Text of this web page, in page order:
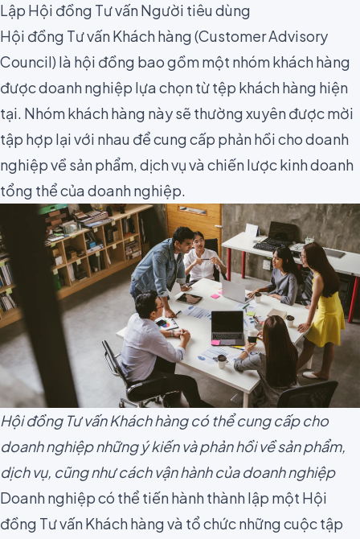
Lập Hội đồng Tư vấn Người tiêu dùng
Hội đồng Tư vấn Khách hàng (Customer Advisory
Council) là hội đồng bao gồm một nhóm khách hàng
được doanh nghiệp lựa chọn từ tệp khách hàng hiện
tại. Nhóm khách hàng này sẽ thường xuyên được mời
tập hợp lại với nhau để cung cấp phản hồi cho doanh
nghiệp về sản phẩm, dịch vụ và chiến lược kinh doanh
tổng thể của doanh nghiệp.
Hội đồng Tư vấn Khách hàng có thể cung cấp cho
doanh nghiệp những ý kiến và phản hồi về sản phẩm,
dịch vụ, cũng như cách vận hành của doanh nghiệp
Doanh nghiệp có thể tiến hành thành lập một Hội
đồng Tư vấn Khách hàng và tổ chức những cuộc tập